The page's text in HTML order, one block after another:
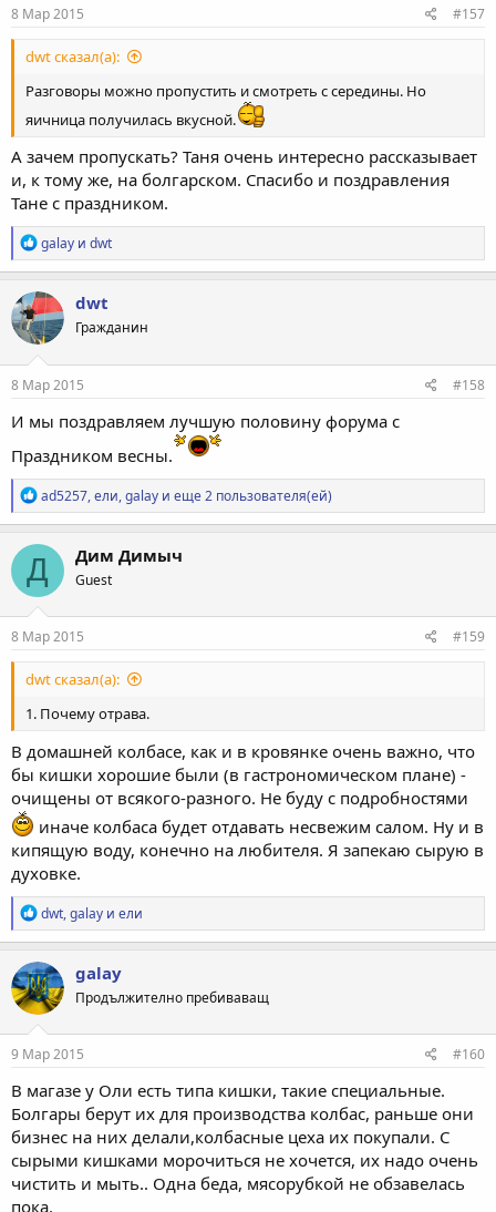
8 Мар 2015
#157
dwt сказал(а):
Разговоры можно пропустить и смотреть с середины. Но
яичница получилась вкусной.
А зачем пропускать? Таня очень интересно рассказывает
и, к тому же, на болгарском. Спасибо и поздравления
Тане с праздником.
Р
е
а
к
ц
и
и
:
galay и dwt
dwt
Гражданин
8 Мар 2015 #158
И мы поздравляем лучшую половину форума с
Праздником весны.
Р
е
а
к
ц
и
и
:
ad5257,ели,galay и еще 2 пользователя(ей)
Д Дим Димыч
Guest
8 Мар 2015 #159
dwt сказал(а):
1. Почему отрава.
В домашней колбасе, как и в кровянке очень важно, что
бы кишки хорошие были (в гастрономическом плане) -
очищены от всякого-разного. Не буду с подробностями
иначе колбаса будет отдавать несвежим салом. Ну и в
кипящую воду, конечно на любителя. Я запекаю сырую в
духовке.
Р
е
а
к
ц
и
и
:
dwt,galay и ели
galay
Продължително пребиваващ
9 Мар 2015 #160
В магазе у Оли есть типа кишки, такие специальные.
Болгары берут их для производства колбас, раньше они
бизнес на них делали,колбасные цеха их покупали. С
сырыми кишками морочиться не хочется, их надо очень
чистить и мыть.. Одна беда, мясорубкой не обзавелась
пока.